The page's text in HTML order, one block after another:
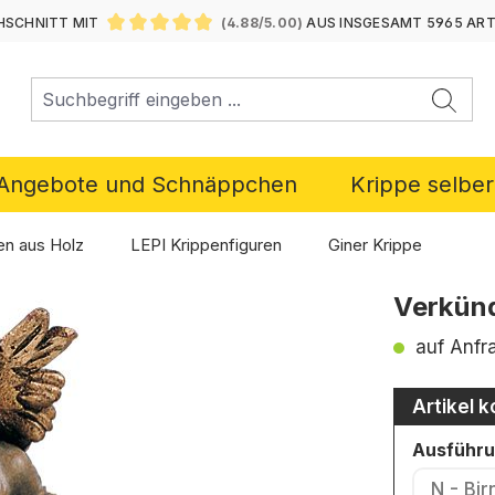
MIT
(4.88/5.00) AUS INSGESAMT 5965
und Schnäppchen Krippe
aus Holz LEPI Krippenfiguren Giner Krippe
auf
Artikel
N -